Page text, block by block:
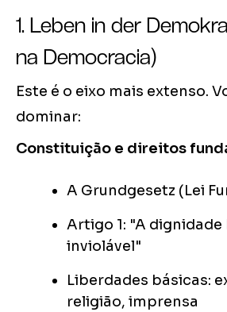
1. Leben in der
na Democracia)
Este é o eixo mais extenso.
dominar:
Constituição e direitos
A Grundgesetz (Lei
Artigo 1: "A dignidade
inviolável"
Liberdades básicas:
religião, imprensa